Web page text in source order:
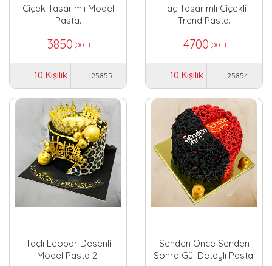
Çiçek Tasarımlı Model
Pasta.
3850 ,00 TL
10 Kişilik 25855
Taç Tasarımlı Çiçekli
Trend Pasta.
4700 ,00 TL
10 Kişilik 25854
Taçlı Leopar Desenli
Model Pasta 2.
Senden Önce Senden
Sonra Gül Detaylı Pasta.